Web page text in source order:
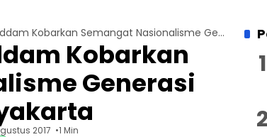
Lewat Nazm, Khuddam Kobarkan Semangat Nasionalisme Generasi Muda Yogyakarta
Kobarkan
Generasi
2017 1 Min